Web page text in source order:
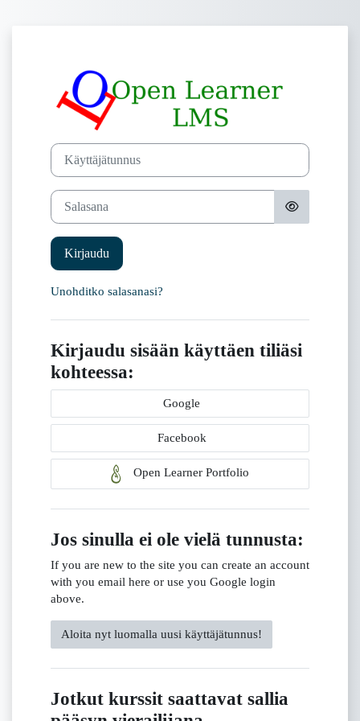
Kirjaudu
Ohita luodaksesi uuden tilin
Käyttäjätunnus
Salasana
Kirjaudu
Unohditko salasanasi?
Kirjaudu sisään käyttäen tiliäsi
kohteessa:
Google
Facebook
Open Learner Portfolio
Jos sinulla ei ole vielä tunnusta:
If you are new to the site you can create an account
with you email here or use you Google login
above.
Aloita nyt luomalla uusi käyttäjätunnus!
Jotkut kurssit saattavat sallia